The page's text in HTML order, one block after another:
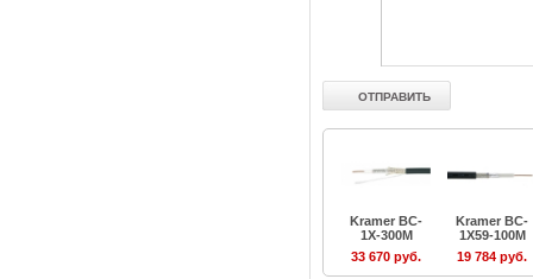
Kramer BC-
1X-300M
33 670 руб.
Kramer BC-
1X59-100M
19 784 руб.